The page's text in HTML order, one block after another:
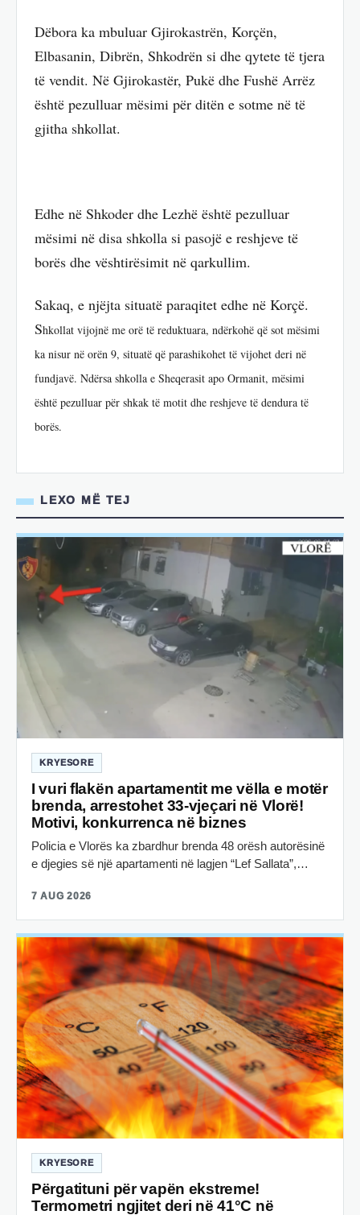
Dëbora ka mbuluar Gjirokastrën, Korçën,
Elbasanin, Dibrën, Shkodrën si dhe qytete të tjera
të vendit. Në Gjirokastër, Pukë dhe Fushë Arrëz
është pezulluar mësimi për ditën e sotme në të
gjitha shkollat.
Edhe në Shkoder dhe Lezhë është pezulluar
mësimi në disa shkolla si pasojë e reshjeve të
borës dhe vështirësimit në qarkullim.
Sakaq, e njëjta situatë paraqitet edhe në Korçë.
Shkollat vijojnë me orë të reduktuara, ndërkohë që sot mësimi
ka nisur në orën 9, situatë që parashikohet të vijohet deri në
fundjavë. Ndërsa shkolla e Sheqerasit apo Ormanit, mësimi
është pezulluar për shkak të motit dhe reshjeve të dendura të
borës.
LEXO MË TEJ
KRYESORE
I vuri flakën apartamentit me vëlla e motër
brenda, arrestohet 33-vjeçari në Vlorë!
Motivi, konkurrenca në biznes
Policia e Vlorës ka zbardhur brenda 48 orësh autorësinë
e djegies së një apartamenti në lagjen “Lef Sallata”,…
7 AUG 2026
KRYESORE
Përgatituni për vapën ekstreme!
Termometri ngjitet deri në 41°C në